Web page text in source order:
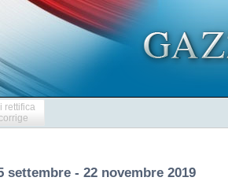
rettifica
settembre - 22 novembre 2019